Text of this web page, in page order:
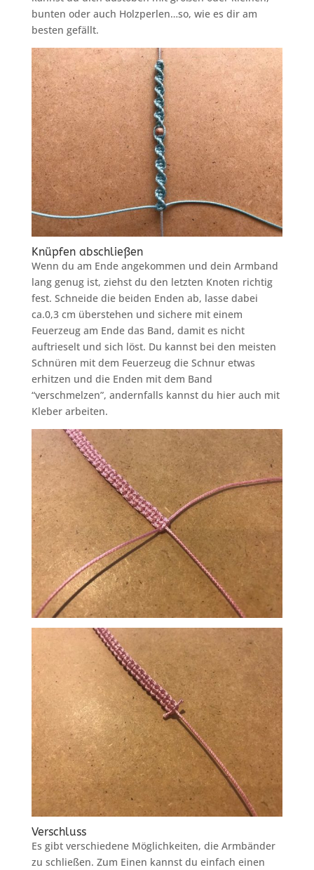
bunten oder auch Holzperlen…so, wie es dir am
besten gefällt.
Knüpfen abschließen
Wenn du am Ende angekommen und dein Armband
lang genug ist, ziehst du den letzten Knoten richtig
fest. Schneide die beiden Enden ab, lasse dabei
ca.0,3 cm überstehen und sichere mit einem
Feuerzeug am Ende das Band, damit es nicht
auftrieselt und sich löst. Du kannst bei den meisten
Schnüren mit dem Feuerzeug die Schnur etwas
erhitzen und die Enden mit dem Band
“verschmelzen”, andernfalls kannst du hier auch mit
Kleber arbeiten.
Verschluss
Es gibt verschiedene Möglichkeiten, die Armbänder
zu schließen. Zum Einen kannst du einfach einen